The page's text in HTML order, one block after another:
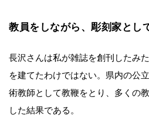
教員をしながら、彫刻家とし
長沢さんは私が雑誌を創刊したみ
を建てたわけではない。県内の公
術教師として教鞭をとり、多くの
した結果である。